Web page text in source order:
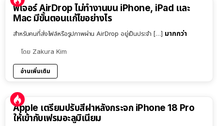
ฟีเจอร์ AirDrop ไม่ทำงานบน iPhone, iPad และ
Mac มีขั้นตอนแก้ไขอย่างไร
สำหรับคนที่ส่งไฟล์หรือรูปภาพผ่าน AirDrop อยู่เป็นประจำ […] มากกว่า
โดย Zakura Kim
อ่านเพิ่มเติม
Apple เตรียมปรับสีฝาหลังกระจก iPhone 18 Pro
ให้เข้ากับเฟรมอะลูมิเนียม